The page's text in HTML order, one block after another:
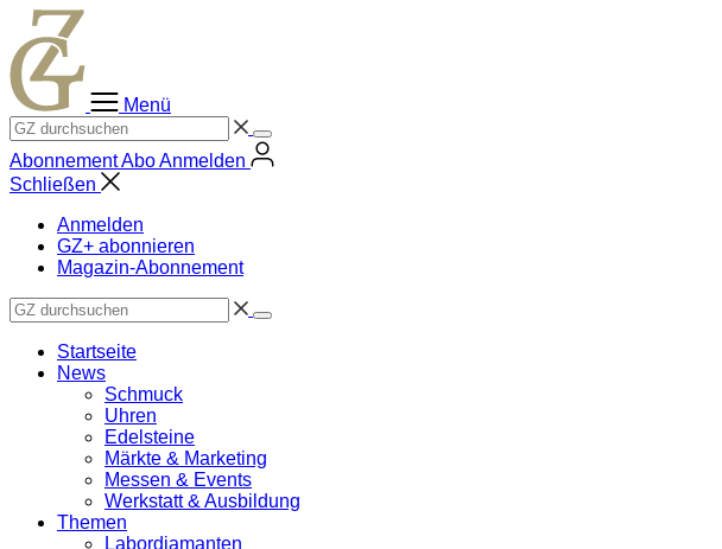
Zum
Inhalt
springen
Menü
AbonnementAboAnmelden
Schließen
Anmelden
GZ+ abonnieren
Magazin-Abonnement
Startseite
News
Schmuck
Uhren
Edelsteine
Märkte & Marketing
Messen & Events
Werkstatt & Ausbildung
Themen
Labordiamanten